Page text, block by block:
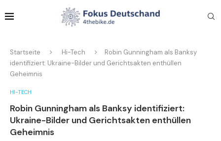
Startseite Hi-Tech
Robin Gunningham als Banksy
identifiziert: Ukraine-Bilder und Gerichtsakten enthüllen
Geheimnis
HI-TECH
Robin Gunningham als Banksy identifiziert:
Ukraine-Bilder und Gerichtsakten enthüllen
Geheimnis